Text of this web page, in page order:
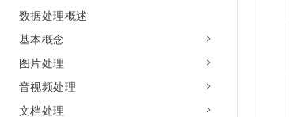
数据处理概述
基本概念
图片处理
音视频处理
文档处理